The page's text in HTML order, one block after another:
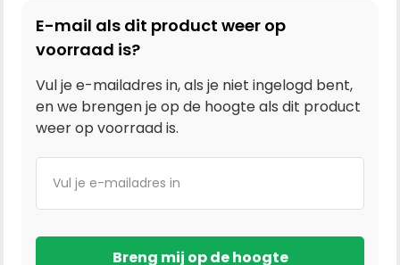
E-mail als dit product weer op
voorraad is?
Vul je e-mailadres in, als je niet ingelogd bent,
en we brengen je op de hoogte als dit product
weer op voorraad is.